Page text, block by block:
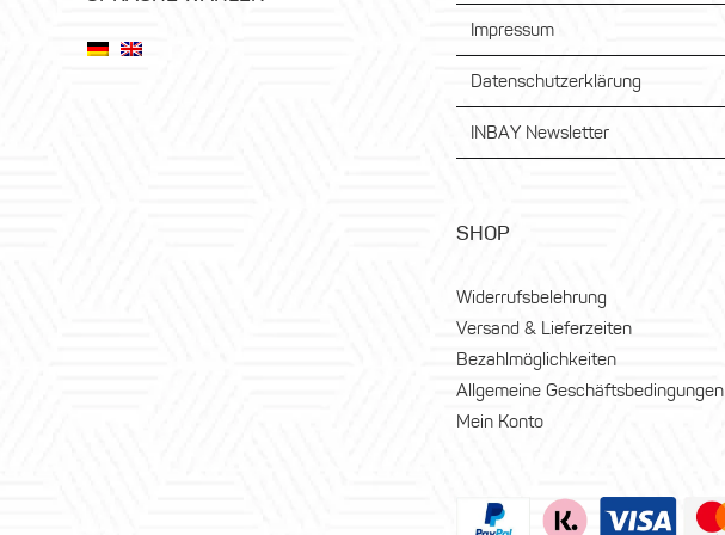
Impressum
Datenschutzerklärung
INBAY Newsletter
SHOP
Widerrufsbelehrung
Versand & Lieferzeiten
Bezahlmöglichkeiten
Allgemeine Geschäftsbedingungen
Mein Konto